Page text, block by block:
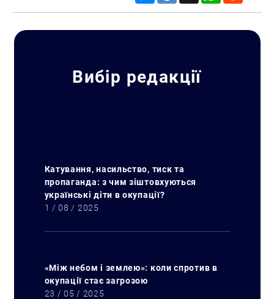
Пошук за запитом:
Вибір редакції
Катування, насильство, тиск та
пропаганда: з чим зіштовхуються
українські діти в окупації?
1 / 08 / 2025
«Між небом і землею»: коли спротив в
окупації стає загрозою
23 / 05 / 2025